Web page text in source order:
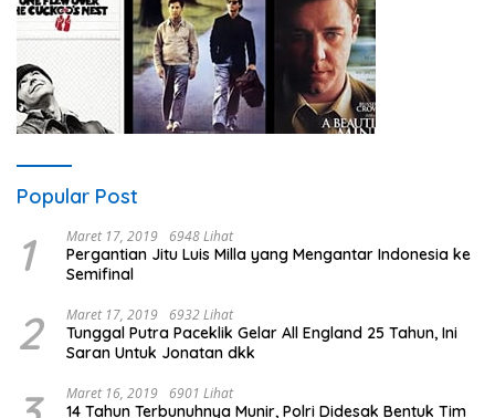
Popular Post
1 Maret 17, 2019 6948 Lihat
Pergantian Jitu Luis Milla yang Mengantar Indonesia ke
Semifinal
2 Maret 17, 2019 6932 Lihat
Tunggal Putra Paceklik Gelar All England 25 Tahun, Ini
Saran Untuk Jonatan dkk
Maret 16, 2019 6901 Lihat
14 Tahun Terbunuhnya Munir, Polri Didesak Bentuk Tim